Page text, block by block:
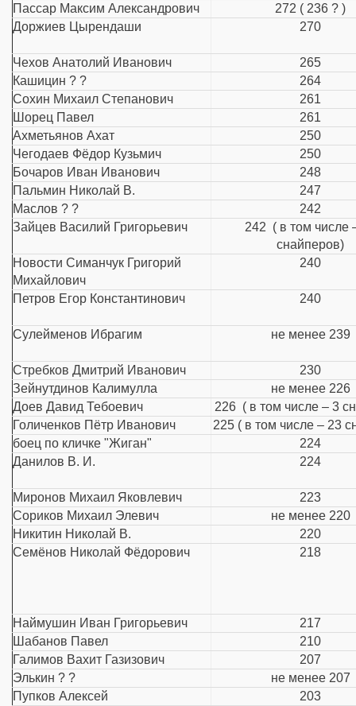
Пассар Максим Александрович
272 ( 236 ? )
Доржиев Цырендаши
270
Чехов Анатолий Иванович
265
Кашицин ? ?
264
Сохин Михаил Степанович
261
Шорец Павел
261
Ахметьянов Ахат
250
Чегодаев Фёдор Кузьмич
250
Бочаров Иван Иванович
248
Пальмин Николай В.
247
Маслов ? ?
242
Зайцев Василий Григорьевич
242 ( в том числе
снайперов)
Новости Симанчук Григорий
Михайлович
240
Петров Егор Константинович 240
Сулейменов Ибрагим не менее 239
Стребков Дмитрий Иванович
230
Зейнутдинов Калимулла
не менее 226
Доев Давид Тебоевич
226 ( в том числе – 3
Голиченков Пётр Иванович
225 ( в том числе – 23
боец по кличке "Жиган"
224
Данилов В. И.
224
Миронов Михаил Яковлевич
223
Сориков Михаил Элевич
не менее 220
Никитин Николай В.
220
Семёнов Николай Фёдорович
218
Наймушин Иван Григорьевич
217
Шабанов Павел
210
Галимов Вахит Газизович
207
Элькин ? ?
не менее 207
Пупков Алексей
203